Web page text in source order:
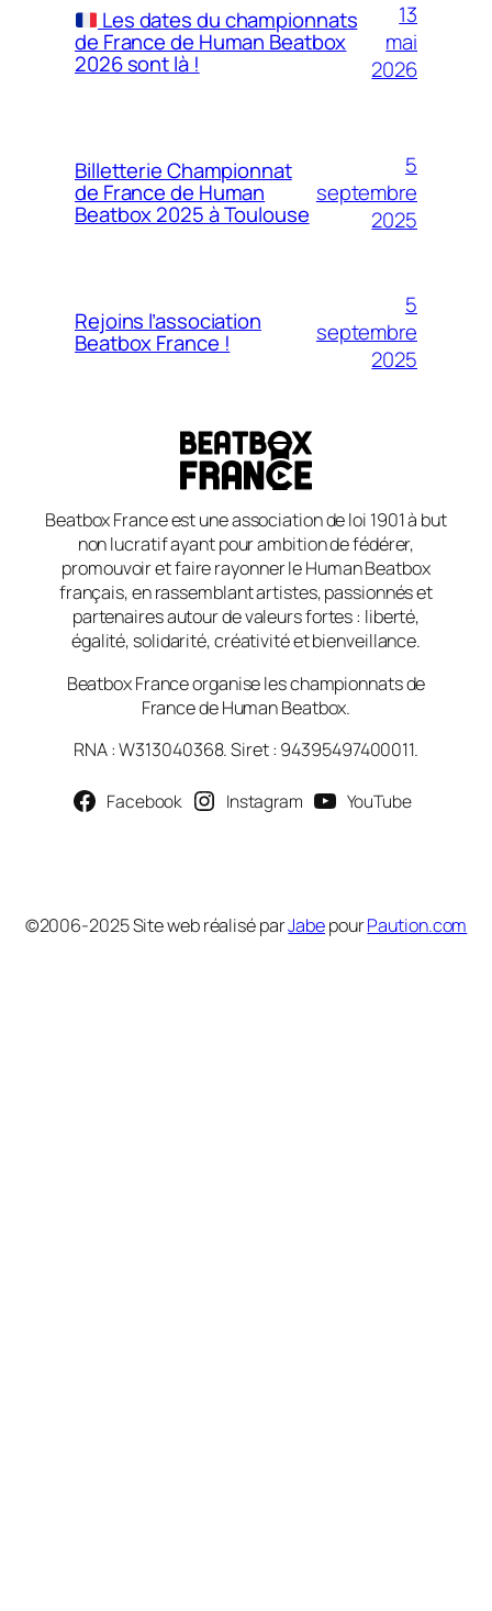
Les dates du championnats
de France de Human Beatbox
2026 sont là !
13
mai
2026
Billetterie Championnat
de France de Human
Beatbox 2025 à Toulouse
5
septembre
2025
Rejoins l’association
Beatbox France !
5
septembre
2025
Beatbox France est une association de loi 1901 à but
non lucratif ayant pour ambition de fédérer,
promouvoir et faire rayonner le Human Beatbox
français, en rassemblant artistes, passionnés et
partenaires autour de valeurs fortes : liberté,
égalité, solidarité, créativité et bienveillance.
Beatbox France organise les championnats de
France de Human Beatbox.
RNA : W313040368. Siret : 94395497400011.
Facebook Instagram YouTube
©2006-2025 Site web réalisé parJabepourPaution.com